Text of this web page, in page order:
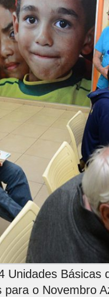
Unidades Básicas
o Novembro